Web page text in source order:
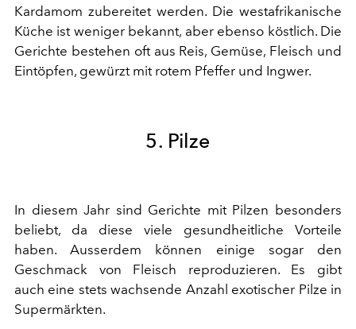
Kardamom zubereitet werden. Die westafrikanische
Küche ist weniger bekannt, aber ebenso köstlich. Die
Gerichte bestehen oft aus Reis, Gemüse, Fleisch und
Eintöpfen, gewürzt mit rotem Pfeffer und Ingwer.
5. Pilze
In diesem Jahr sind Gerichte mit Pilzen besonders
beliebt, da diese viele gesundheitliche Vorteile
haben. Ausserdem können einige sogar den
Geschmack von Fleisch reproduzieren. Es gibt
auch eine stets wachsende Anzahl exotischer Pilze in
Supermärkten.